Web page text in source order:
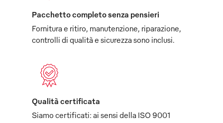
Pacchetto completo senza pensieri
Fornitura e ritiro, manutenzione, riparazione,
controlli di qualità e sicurezza sono inclusi.
Qualità certificata
Siamo certificati: ai sensi della ISO 9001